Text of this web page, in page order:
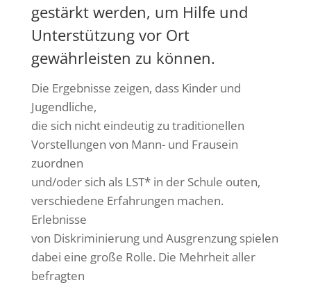
gestärkt werden, um Hilfe und
Unterstützung vor Ort
gewährleisten zu können.
Die Ergebnisse zeigen, dass Kinder und
Jugendliche,
die sich nicht eindeutig zu traditionellen
Vorstellungen von Mann- und Frausein
zuordnen
und/oder sich als LST* in der Schule outen,
verschiedene Erfahrungen machen.
Erlebnisse
von Diskriminierung und Ausgrenzung spielen
dabei eine große Rolle. Die Mehrheit aller
befragten